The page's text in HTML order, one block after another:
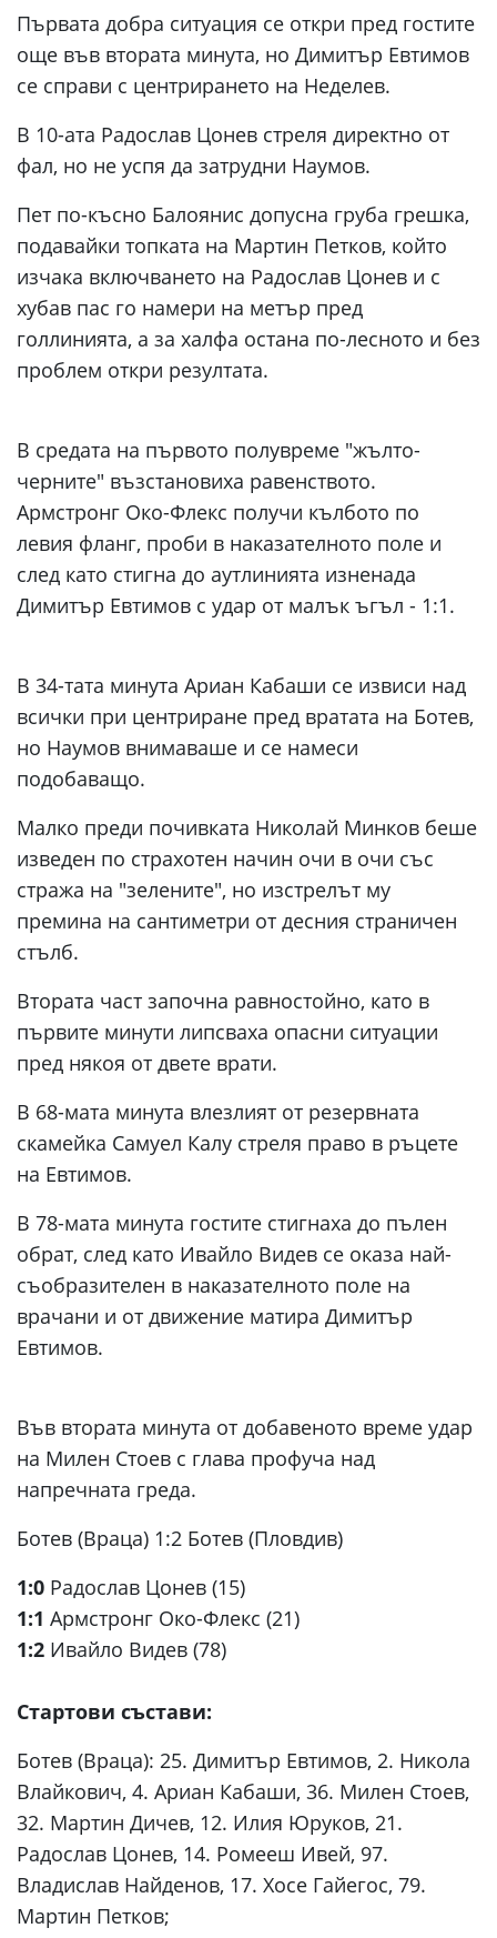
Първата добра ситуация се откри пред гостите
още във втората минута, но Димитър Евтимов
се справи с центрирането на Неделев.
В 10-ата Радослав Цонев стреля директно от
фал, но не успя да затрудни Наумов.
Пет по-късно Балоянис допусна груба грешка,
подавайки топката на Мартин Петков, който
изчака включването на Радослав Цонев и с
хубав пас го намери на метър пред
голлинията, а за халфа остана по-лесното и без
проблем откри резултата.
В средата на първото полувреме "жълто-
черните" възстановиха равенството.
Армстронг Око-Флекс получи кълбото по
левия фланг, проби в наказателното поле и
след като стигна до аутлинията изненада
Димитър Евтимов с удар от малък ъгъл - 1:1.
В 34-тата минута Ариан Кабаши се извиси над
всички при центриране пред вратата на Ботев,
но Наумов внимаваше и се намеси
подобаващо.
Малко преди почивката Николай Минков беше
изведен по страхотен начин очи в очи със
стража на "зелените", но изстрелът му
премина на сантиметри от десния страничен
стълб.
Втората част започна равностойно, като в
първите минути липсваха опасни ситуации
пред някоя от двете врати.
В 68-мата минута влезлият от резервната
скамейка Самуел Калу стреля право в ръцете
на Евтимов.
В 78-мата минута гостите стигнаха до пълен
обрат, след като Ивайло Видев се оказа най-
съобразителен в наказателното поле на
врачани и от движение матира Димитър
Евтимов.
Във втората минута от добавеното време удар
на Милен Стоев с глава профуча над
напречната греда.
Ботев (Враца) 1:2 Ботев (Пловдив)
1:0 Радослав Цонев (15)
1:1 Армстронг Око-Флекс (21)
1:2 Ивайло Видев (78)
Стартови състави:
Ботев (Враца): 25. Димитър Евтимов, 2. Никола
Влайкович, 4. Ариан Кабаши, 36. Милен Стоев,
32. Мартин Дичев, 12. Илия Юруков, 21.
Радослав Цонев, 14. Ромееш Ивей, 97.
Владислав Найденов, 17. Хосе Гайегос, 79.
Мартин Петков;